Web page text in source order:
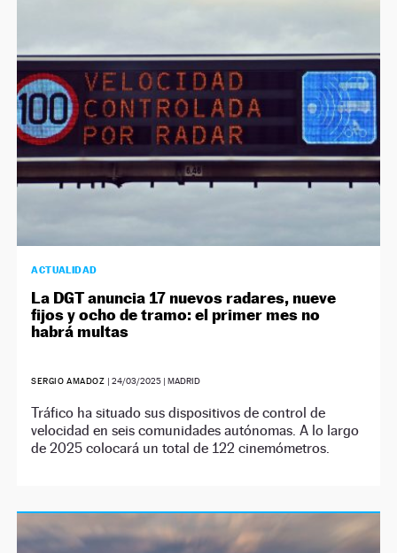
ACTUALIDAD
La DGT anuncia 17 nuevos radares, nueve
fijos y ocho de tramo: el primer mes no
habrá multas
SERGIO AMADOZ | 24/03/2025| MADRID
Tráfico ha situado sus dispositivos de control de
velocidad en seis comunidades autónomas. A lo largo
de 2025 colocará un total de 122 cinemómetros.